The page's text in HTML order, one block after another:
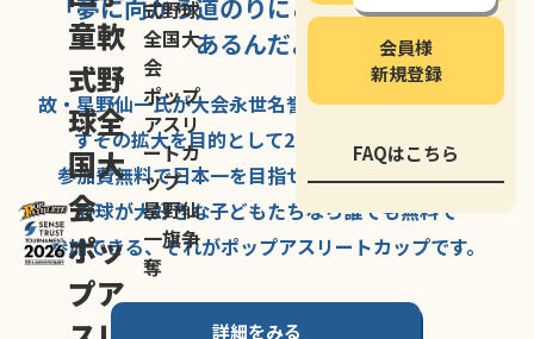
童軟
式野
球全
国大
会
ポッ
プア
式野球
全国大
会
ポップ
アスリ
ートカ
ップ
星野仙
一旗争
奪
会員様
新規登録
FAQはこちら
「夢に向かう道のりにこそ大きな意味が
あるんだよ」
故・星野仙一氏が大会永世名誉会長を務める、野球の
すその拡大を目的として2007年に
参加費無料で日本一を目指せる唯一の野球大会。
野球が大好きな子どもたちなら誰でも無料で
参加できる、それがポップアスリートカップです。
詳細をみる